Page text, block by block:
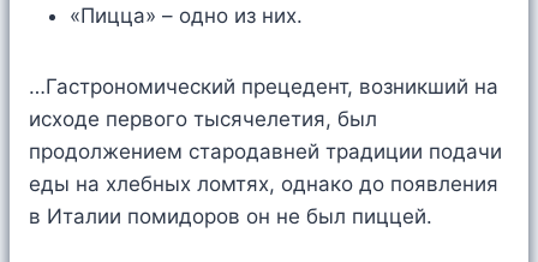
«Пицца» – одно из них.
…Гастрономический прецедент, возникший на
исходе первого тысячелетия, был
продолжением стародавней традиции подачи
еды на хлебных ломтях, однако до появления
в Италии помидоров он не был пиццей.